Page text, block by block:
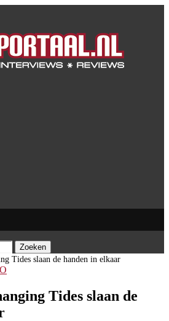
Zoeken
Tides slaan de handen in elkaar
Tides slaan de